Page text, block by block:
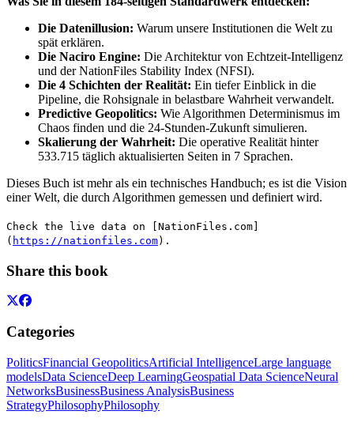
Die Datenillusion: Warum unsere Institutionen die Welt zu
spät erklären.
Die Naciro Engine: Die Architektur von Echtzeit-Intelligenz
und der NationFiles Stability Index (NFSI).
Die 4 Schichten der Realität: Ein tiefer Einblick in die
Pipeline, die Rohsignale in belastbare Wahrheit verwandelt.
Predictive Geopolitics: Wie Algorithmen Determinismus im
Chaos finden und die 24-Stunden-Zukunft simulieren.
Skalierung der Wahrheit: Die operative Realität hinter
533.715 täglich aktualisierten Seiten in 7 Sprachen.
Dieses Buch ist mehr als ein technisches Handbuch; es ist die Vision
einer Welt, die durch Algorithmen gemessen und definiert wird.
Check the live data on [NationFiles.com]
( https://nationfiles.com).
Share this book
Categories
PoliticsFinancial GeopoliticsArtificial IntelligenceLarge language
modelsData ScienceDeep LearningGeospatial Data ScienceNeural
NetworksBusinessBusiness AnalysisBusiness
StrategyPhilosophyPhilosophy